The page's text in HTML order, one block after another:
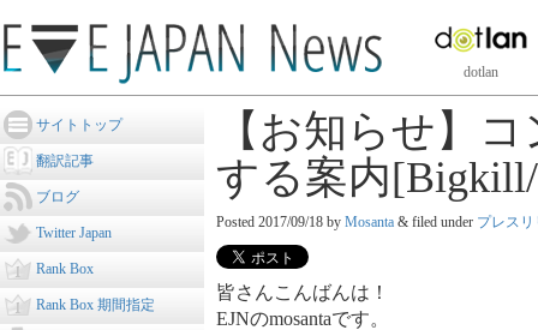
dotlan
サイトトップ
翻訳記事
ブログ
Twitter Japan
Rank Box
Rank Box 期間指定
【お知らせ】
する案内
Posted 2017/09/18 by Mosanta & filed under プレス
皆さんこんばんは！
EJNのmosantaです。